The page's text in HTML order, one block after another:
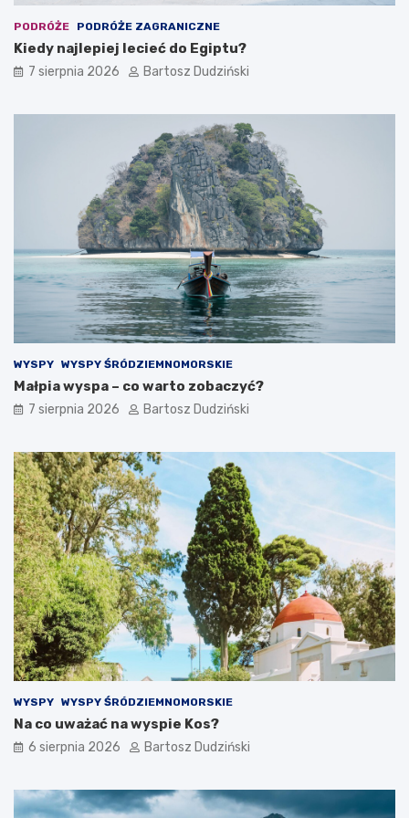
e
n
y
o
l
d
e
a
n
e
m
G
r
t
k
y
k
i
c
PODRÓŻE PODRÓŻE ZAGRANICZNE
Kiedy najlepiej lecieć do Egiptu?
7 sierpnia 2026 Bartosz Dudziński
WYSPY WYSPY ŚRÓDZIEMNOMORSKIE
Małpia wyspa – co warto zobaczyć?
7 sierpnia 2026 Bartosz Dudziński
WYSPY WYSPY ŚRÓDZIEMNOMORSKIE
Na co uważać na wyspie Kos?
6 sierpnia 2026 Bartosz Dudziński